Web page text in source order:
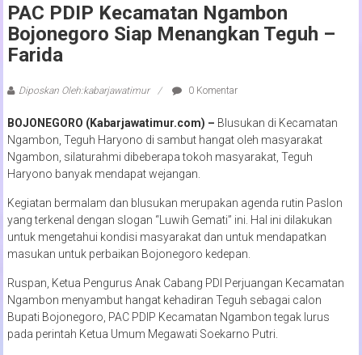
PAC PDIP Kecamatan Ngambon
Bojonegoro Siap Menangkan Teguh –
Farida
Diposkan Oleh:kabarjawatimur 0 Komentar
BOJONEGORO (Kabarjawatimur.com) – Blusukan di Kecamatan
Ngambon, Teguh Haryono di sambut hangat oleh masyarakat
Ngambon, silaturahmi dibeberapa tokoh masyarakat, Teguh
Haryono banyak mendapat wejangan.
Kegiatan bermalam dan blusukan merupakan agenda rutin Paslon
yang terkenal dengan slogan “Luwih Gemati” ini. Hal ini dilakukan
untuk mengetahui kondisi masyarakat dan untuk mendapatkan
masukan untuk perbaikan Bojonegoro kedepan.
Ruspan, Ketua Pengurus Anak Cabang PDI Perjuangan Kecamatan
Ngambon menyambut hangat kehadiran Teguh sebagai calon
Bupati Bojonegoro, PAC PDIP Kecamatan Ngambon tegak lurus
pada perintah Ketua Umum Megawati Soekarno Putri.